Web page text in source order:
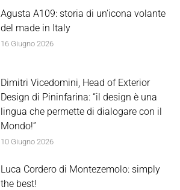
Agusta A109: storia di un’icona volante
del made in Italy
16 Giugno 2026
Dimitri Vicedomini, Head of Exterior
Design di Pininfarina: “il design è una
lingua che permette di dialogare con il
Mondo!”
10 Giugno 2026
Luca Cordero di Montezemolo: simply
the best!